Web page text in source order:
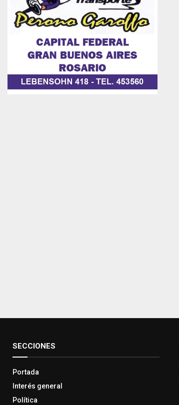
SECCIONES
Portada
Interés general
Política